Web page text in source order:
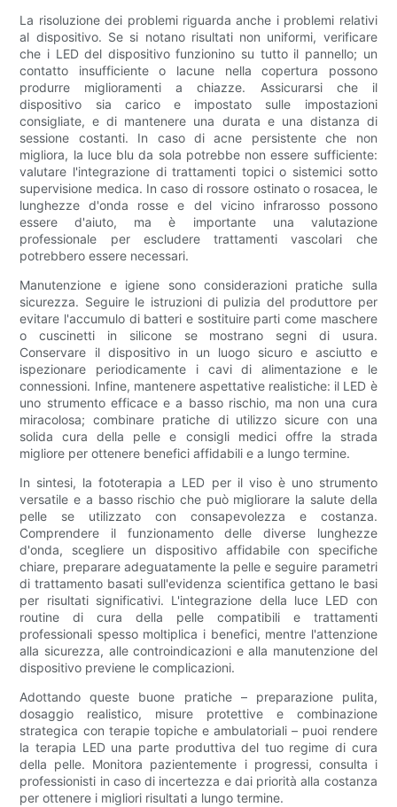
La risoluzione dei problemi riguarda anche i problemi relativi
al dispositivo. Se si notano risultati non uniformi, verificare
che i LED del dispositivo funzionino su tutto il pannello; un
contatto insufficiente o lacune nella copertura possono
produrre miglioramenti a chiazze. Assicurarsi che il
dispositivo sia carico e impostato sulle impostazioni
consigliate, e di mantenere una durata e una distanza di
sessione costanti. In caso di acne persistente che non
migliora, la luce blu da sola potrebbe non essere sufficiente:
valutare l'integrazione di trattamenti topici o sistemici sotto
supervisione medica. In caso di rossore ostinato o rosacea, le
lunghezze d'onda rosse e del vicino infrarosso possono
essere d'aiuto, ma è importante una valutazione
professionale per escludere trattamenti vascolari che
potrebbero essere necessari.
Manutenzione e igiene sono considerazioni pratiche sulla
sicurezza. Seguire le istruzioni di pulizia del produttore per
evitare l'accumulo di batteri e sostituire parti come maschere
o cuscinetti in silicone se mostrano segni di usura.
Conservare il dispositivo in un luogo sicuro e asciutto e
ispezionare periodicamente i cavi di alimentazione e le
connessioni. Infine, mantenere aspettative realistiche: il LED è
uno strumento efficace e a basso rischio, ma non una cura
miracolosa; combinare pratiche di utilizzo sicure con una
solida cura della pelle e consigli medici offre la strada
migliore per ottenere benefici affidabili e a lungo termine.
In sintesi, la fototerapia a LED per il viso è uno strumento
versatile e a basso rischio che può migliorare la salute della
pelle se utilizzato con consapevolezza e costanza.
Comprendere il funzionamento delle diverse lunghezze
d'onda, scegliere un dispositivo affidabile con specifiche
chiare, preparare adeguatamente la pelle e seguire parametri
di trattamento basati sull'evidenza scientifica gettano le basi
per risultati significativi. L'integrazione della luce LED con
routine di cura della pelle compatibili e trattamenti
professionali spesso moltiplica i benefici, mentre l'attenzione
alla sicurezza, alle controindicazioni e alla manutenzione del
dispositivo previene le complicazioni.
Adottando queste buone pratiche – preparazione pulita,
dosaggio realistico, misure protettive e combinazione
strategica con terapie topiche e ambulatoriali – puoi rendere
la terapia LED una parte produttiva del tuo regime di cura
della pelle. Monitora pazientemente i progressi, consulta i
professionisti in caso di incertezza e dai priorità alla costanza
per ottenere i migliori risultati a lungo termine.